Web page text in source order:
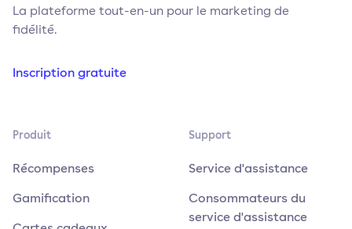
La plateforme tout-en-un pour le marketing de
fidélité.
Inscription gratuite
Produit
Récompenses
Gamification
Support
Service d'assistance
Consommateurs du
service d'assistance